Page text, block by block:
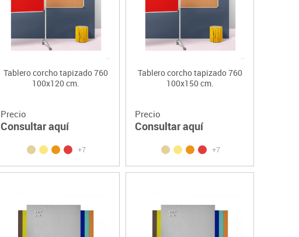
Tablero corcho tapizado 760
100x120 cm.
Precio
Consultar aquí
+7
Tablero corcho tapizado 760
100x150 cm.
Precio
Consultar aquí
+7